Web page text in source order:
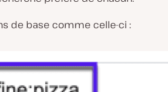
de base comme celle-ci :